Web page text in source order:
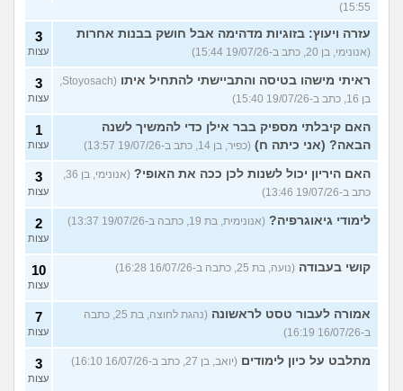
15:55)
עזרה ויעוץ: בזוגיות מדהימה אבל חושק בבנות אחרות
(אנונימי, בן 20, כתב ב-19/07/26 15:44)
3
עצות
ראיתי מישהו בטיסה והתביישתי להתחיל איתו
(Stoyosach,
בן 16, כתב ב-19/07/26 15:40)
3
עצות
האם קיבלתי מספיק בבר אילן כדי להמשיך לשנה
הבאה? (אני כיתה ח) (כפיר, בן 14, כתב ב-19/07/26 13:57)
1
עצות
האם היריון יכול לשנות לכן ככה את האופי?
(אנונימי, בן 36,
כתב ב-19/07/26 13:46)
3
עצות
לימודי גיאוגרפיה? (אנונימית, בת 19, כתבה ב-19/07/26 13:37) 2
עצות
קושי בעבודה (נועה, בת 25, כתבה ב-16/07/26 16:28) 10
עצות
אמורה לעבור טסט לראשונה
(נהגת לחוצה, בת 25, כתבה
ב-16/07/26 16:19)
7
עצות
מתלבט על כיון לימודים (יואב, בן 27, כתב ב-16/07/26 16:10) 3
עצות